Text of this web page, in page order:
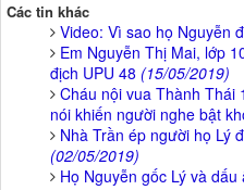
Các tin khác
Video: Vì sao họ Nguyễn
Em Nguyễn Thị Mai, lớp
địch UPU 48 (15/05/2019)
Cháu nội vua Thành Thái
nói khiến người nghe bật
Nhà Trần ép người họ Lý
(02/05/2019)
Họ Nguyễn gốc Lý và